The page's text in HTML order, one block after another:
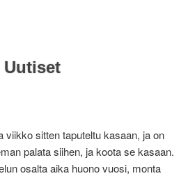
Uutiset
viikko sitten taputeltu kasaan, ja on
palata siihen, ja koota se kasaan.
osalta aika huono vuosi, monta